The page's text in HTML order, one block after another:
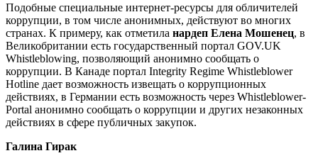
Подобные специальные интернет-ресурсы для обличителей
коррупции, в том числе анонимных, действуют во многих
странах. К примеру, как отметила нардеп Елена Мошенец, в
Великобритании есть государственный портал GOV.UK
Whistleblowing, позволяющий анонимно сообщать о
коррупции. В Канаде портал Integrity Regime Whistleblower
Hotline дает возможность извещать о коррупционных
действиях, в Германии есть возможность через Whistleblower-
Portal анонимно сообщать о коррупции и других незаконных
действиях в сфере публичных закупок.
Галина Гирак